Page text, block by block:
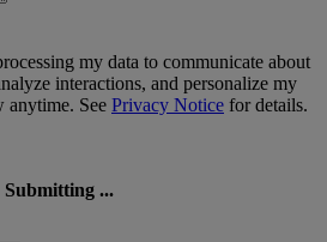
my data to communicate about
interactions, and personalize my
anytime. See Privacy Notice for details.
Submitting ...